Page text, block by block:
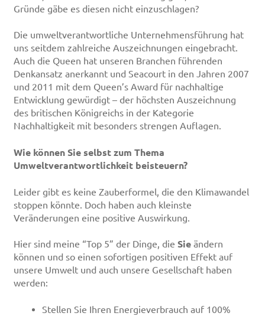
Gründe gäbe es diesen nicht einzuschlagen?
Die umweltverantwortliche Unternehmensführung hat
uns seitdem zahlreiche Auszeichnungen eingebracht.
Auch die Queen hat unseren Branchen führenden
Denkansatz anerkannt und Seacourt in den Jahren 2007
und 2011 mit dem Queen’s Award für nachhaltige
Entwicklung gewürdigt – der höchsten Auszeichnung
des britischen Königreichs in der Kategorie
Nachhaltigkeit mit besonders strengen Auflagen.
Wie können Sie selbst zum Thema
Umweltverantwortlichkeit beisteuern?
Leider gibt es keine Zauberformel, die den Klimawandel
stoppen könnte. Doch haben auch kleinste
Veränderungen eine positive Auswirkung.
Hier sind meine “Top 5” der Dinge, die Sieändern
können und so einen sofortigen positiven Effekt auf
unsere Umwelt und auch unsere Gesellschaft haben
werden:
Stellen Sie Ihren Energieverbrauch auf 100%